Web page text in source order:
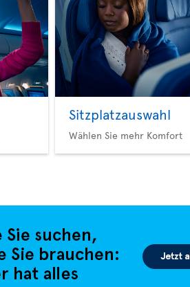
Sitzplatzauswahl
Wählen Sie mehr Komfort